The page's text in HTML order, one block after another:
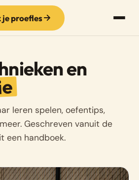
je proefles
en
leren spelen, oefentips,
Geschreven vanuit de
een handboek.